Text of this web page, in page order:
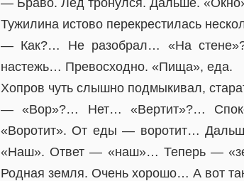
— Браво. Лед тронулся. Дальше.
Тужилина истово перекрестилась
— Как?… Не разобрал… «На
настежь… Превосходно. «Пища», еда.
Хопров чуть слышно подмыкивал,
— «Вор»?… Нет… «Вертит»?…
«Воротит». От еды — воротит…
«Наш». Ответ — «наш»… Теперь —
Родная земля. Очень хорошо… А вот